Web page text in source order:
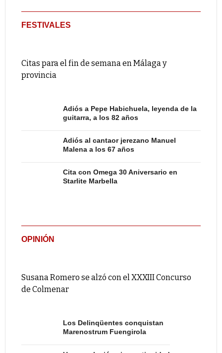
FESTIVALES
Citas para el fin de semana en Málaga y
provincia
Adiós a Pepe Habichuela, leyenda de la
guitarra, a los 82 años
Adiós al cantaor jerezano Manuel
Malena a los 67 años
Cita con Omega 30 Aniversario en
Starlite Marbella
OPINIÓN
Susana Romero se alzó con el XXXIII Concurso
de Colmenar
Los Delinqüentes conquistan
Marenostrum Fuengirola